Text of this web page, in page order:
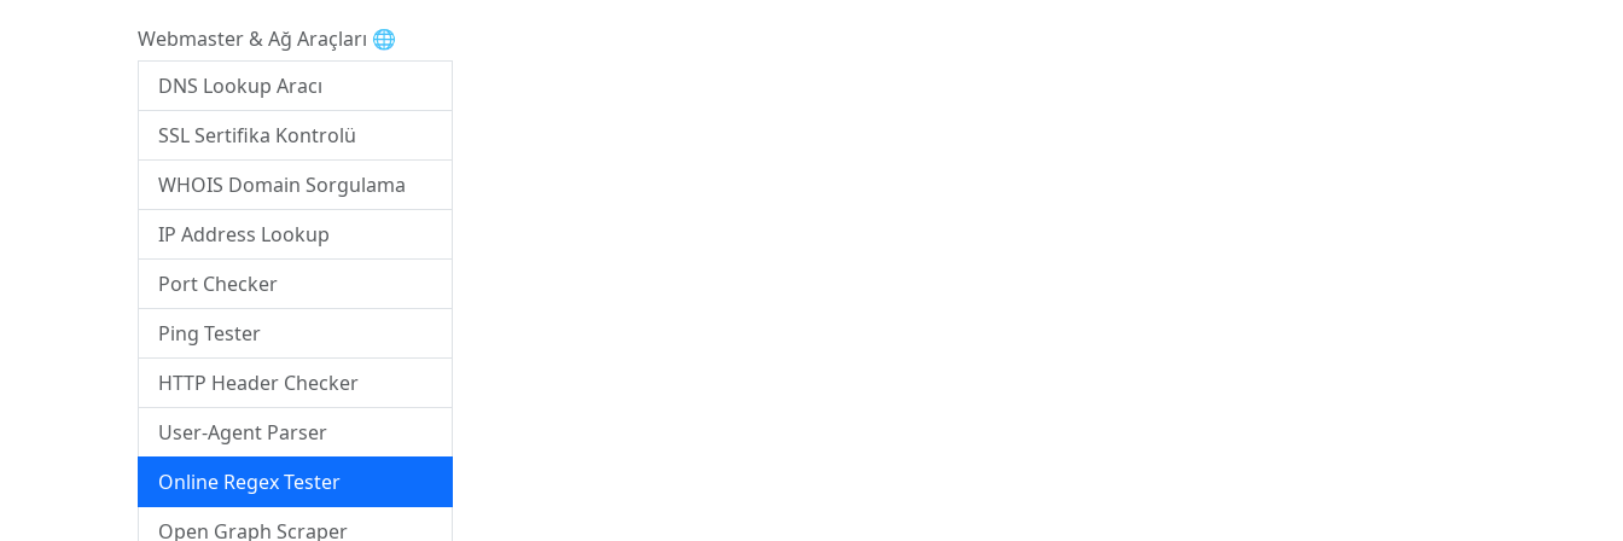
Webmaster & Ağ Araçları 🌐
DNS Lookup Aracı
SSL Sertifika Kontrolü
WHOIS Domain Sorgulama
IP Address Lookup
Port Checker
Ping Tester
HTTP Header Checker
User-Agent Parser
Online Regex Tester
Open Graph Scraper